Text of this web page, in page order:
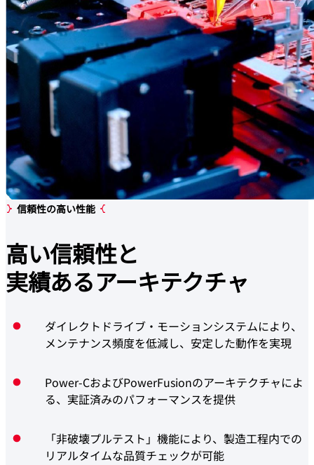
信頼性の高い性能
高い信頼性と
実績あるアーキテクチャ
ダイレクトドライブ・モーションシステムにより、
メンテナンス頻度を低減し、安定した動作を実現
Power-CおよびPowerFusionのアーキテクチャによ
る、実証済みのパフォーマンスを提供
「非破壊プルテスト」機能により、製造工程内での
リアルタイムな品質チェックが可能